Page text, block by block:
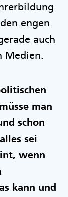
engen
auch
Medien.
man
schon
sei
wenn
kann und